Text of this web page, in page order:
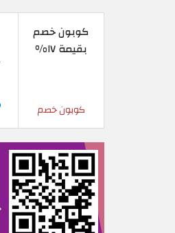
كوبون خصم
بقيمة ١٧%
كوبون خصم